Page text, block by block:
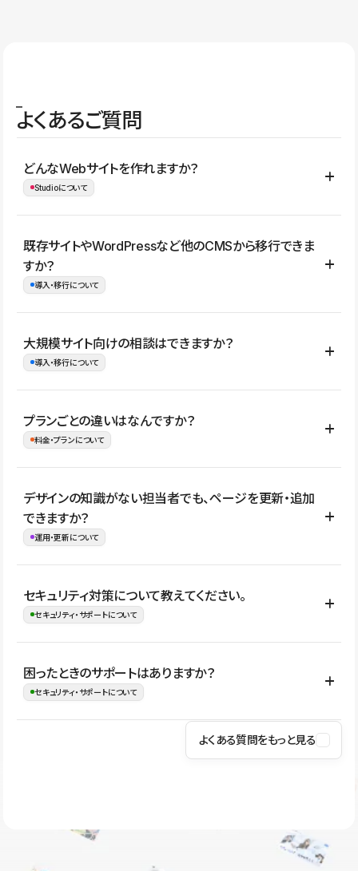
よくあるご質問
どんなWebサイトを作れますか？
Studioについて
コーポレートサイト、サービスサイト、LP、採用サイト、ブロ
グ・メディア、イベントサイト、店舗・商品紹介サイト、ポートフ
ォリオなど幅広く制作できます。
既存サイトやWordPressなど他のCMSから移行できま
すか？
導入・移行について
はい。既存サイトの構成やコンテンツ、URLを整理したうえで、
Studio上に再構築する形で移行できます。 WordPressの場合は、
イト全体のデザインや設定がそのまま移行されるわけではないた
め、移行後にページ構成やデザイン、CMS設計、URL・リダイレク
大規模サイト向けの相談はできますか？
導入・移行について
はい。アクセス規模が大きいサイトや、複数部門での運用、権限管
理、セキュリティ確認、既存システムとの連携など、個別の要件が
ない段階でも、お問い合わせください。
お問合せはこちら
プランごとの違いはなんですか？
料金・プランについて
公開ページ数、バージョン履歴の期間、CMS利用数の上限、権限
管理の有無などがプランごとに異なります。詳しくは料金プランペ
ージをご覧ください。
デザインの知識がない担当者でも、ページを更新・追加
できますか？
運用・更新について
はい。CMSやコンポーネントを活用して更新範囲を設計しておく
ことで、デザインを崩しにくい状態で運用できます。 さらにコン
ながらレイアウトに影響を与えずに更新作業を進めやすくなりま
す。
セキュリティ対策について教えてください。
セキュリティ・サポートについて
Studioでは、公開サイトやサービスを安全に利用できるよう、通信
の暗号化、データ保護、アクセス管理、脆弱性対策など、複数の観
はSSL/TLSによる通信暗号化に対応しており、悪質なスクリプトの
困ったときのサポートはありますか？
セキュリティ・サポートについて
操作方法や機能については、ヘルプセンターでご確認いただけま
ユーザー同士で質問・相談できるコミュニティもご利用ください。
よくある質問をもっと見る